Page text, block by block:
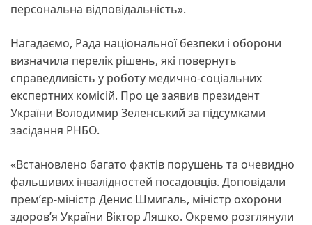
персональна відповідальність».
Нагадаємо, Рада національної безпеки і оборони
визначила перелік рішень, які повернуть
справедливість у роботу медично-соціальних
експертних комісій. Про це заявив президент
України Володимир Зеленський за підсумками
засідання РНБО.
«Встановлено багато фактів порушень та очевидно
фальшивих інвалідностей посадовців. Доповідали
премʼєр-міністр Денис Шмигаль, міністр охорони
здоровʼя України Віктор Ляшко. Окремо розглянули